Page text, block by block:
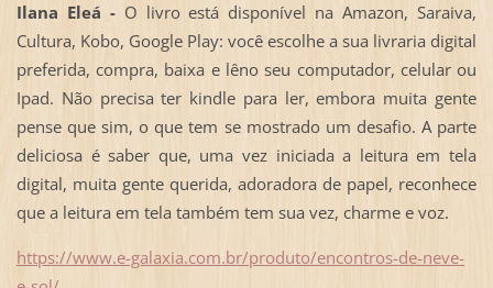
Ilana Eleá - O livro está disponível na Amazon, Saraiva,
Cultura, Kobo, Google Play: você escolhe a sua livraria digital
preferida, compra, baixa e lêno seu computador, celular ou
Ipad. Não precisa ter kindle para ler, embora muita gente
pense que sim, o que tem se mostrado um desafio. A parte
deliciosa é saber que, uma vez iniciada a leitura em tela
digital, muita gente querida, adoradora de papel, reconhece
que a leitura em tela também tem sua vez, charme e voz.
https://www.e-galaxia.com.br/produto/encontros-de-neve-